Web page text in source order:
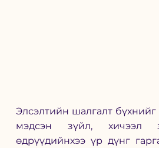
Элсэлтийн шалгалт
мэдсэн зүйл, хичээл
өдрүүдийнхээ үр дүнг